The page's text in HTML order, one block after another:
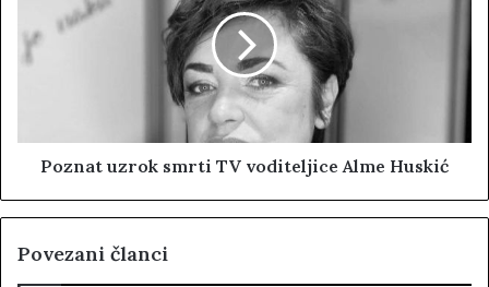
Poznat uzrok smrti TV voditeljice Alme Huskić
Povezani članci